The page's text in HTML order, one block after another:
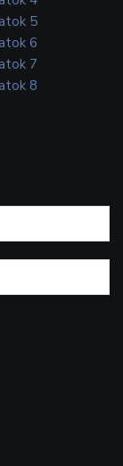
5
6
7
8